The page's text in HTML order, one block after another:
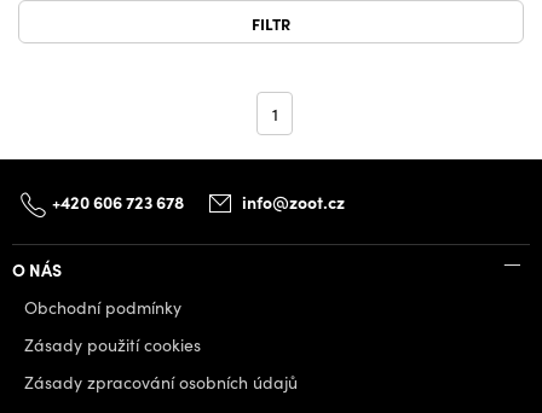
FILTR
1
+420 606 723 678 info@zoot.cz
O NÁS
Obchodní podmínky
Zásady použití cookies
Zásady zpracování osobních údajů